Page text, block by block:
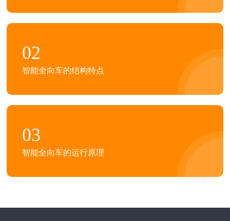
02
智能全向车的结构特点
03
智能全向车的运行原理